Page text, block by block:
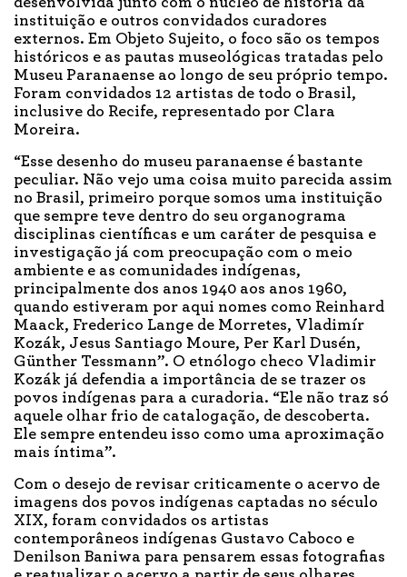
instituição e outros convidados curadores
externos. Em Objeto Sujeito, o foco são os tempos
históricos e as pautas museológicas tratadas pelo
Museu Paranaense ao longo de seu próprio tempo.
Foram convidados 12 artistas de todo o Brasil,
inclusive do Recife, representado por Clara
Moreira.
“Esse desenho do museu paranaense é bastante
peculiar. Não vejo uma coisa muito parecida assim
no Brasil, primeiro porque somos uma instituição
que sempre teve dentro do seu organograma
disciplinas científicas e um caráter de pesquisa e
investigação já com preocupação com o meio
ambiente e as comunidades indígenas,
principalmente dos anos 1940 aos anos 1960,
quando estiveram por aqui nomes como Reinhard
Maack, Frederico Lange de Morretes, Vladimír
Kozák, Jesus Santiago Moure, Per Karl Dusén,
Günther Tessmann”. O etnólogo checo Vladimir
Kozák já defendia a importância de se trazer os
povos indígenas para a curadoria. “Ele não traz só
aquele olhar frio de catalogação, de descoberta.
Ele sempre entendeu isso como uma aproximação
mais íntima”.
Com o desejo de revisar criticamente o acervo de
imagens dos povos indígenas captadas no século
XIX, foram convidados os artistas
contemporâneos indígenas Gustavo Caboco e
Denilson Baniwa para pensarem essas fotografias